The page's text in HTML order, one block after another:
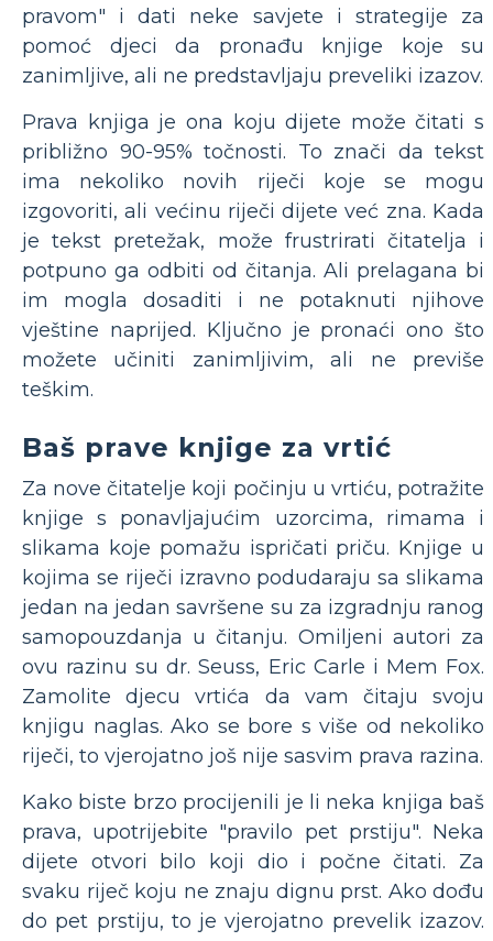
pravom" i dati neke savjete i strategije za
pomoć djeci da pronađu knjige koje su
zanimljive, ali ne predstavljaju preveliki izazov.
Prava knjiga je ona koju dijete može čitati s
približno 90-95% točnosti. To znači da tekst
ima nekoliko novih riječi koje se mogu
izgovoriti, ali većinu riječi dijete već zna. Kada
je tekst pretežak, može frustrirati čitatelja i
potpuno ga odbiti od čitanja. Ali prelagana bi
im mogla dosaditi i ne potaknuti njihove
vještine naprijed. Ključno je pronaći ono što
možete učiniti zanimljivim, ali ne previše
teškim.
Baš prave knjige za vrtić
Za nove čitatelje koji počinju u vrtiću, potražite
knjige s ponavljajućim uzorcima, rimama i
slikama koje pomažu ispričati priču. Knjige u
kojima se riječi izravno podudaraju sa slikama
jedan na jedan savršene su za izgradnju ranog
samopouzdanja u čitanju. Omiljeni autori za
ovu razinu su dr. Seuss, Eric Carle i Mem Fox.
Zamolite djecu vrtića da vam čitaju svoju
knjigu naglas. Ako se bore s više od nekoliko
riječi, to vjerojatno još nije sasvim prava razina.
Kako biste brzo procijenili je li neka knjiga baš
prava, upotrijebite "pravilo pet prstiju". Neka
dijete otvori bilo koji dio i počne čitati. Za
svaku riječ koju ne znaju dignu prst. Ako dođu
do pet prstiju, to je vjerojatno prevelik izazov.